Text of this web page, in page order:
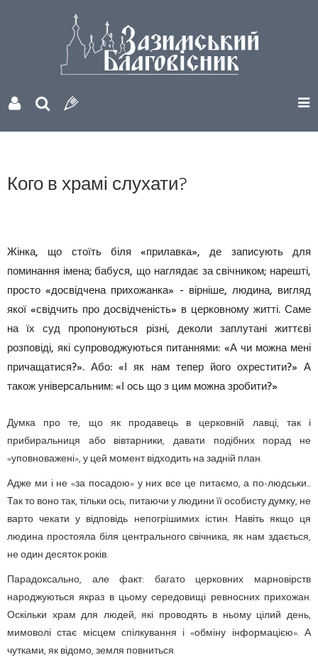
Кого в храмі слухати?
Жінка, що стоїть біля «прилавка», де записують для
поминання імена; бабуся, що наглядає за свічником; нарешті,
просто «досвідчена прихожанка» - вірніше, людина, вигляд
якої «свідчить про досвідченість» в церковному житті. Саме
на їх суд пропонуються різні, деколи заплутані життєві
розповіді, які супроводжуються питаннями: «А чи можна мені
причащатися?». Або: «І як нам тепер його охрестити?» А
також універсальним: «І ось що з цим можна зробити?»
Думка про те, що як продавець в церковній лавці, так і
прибиральниця або вівтарники, давати подібних порад не
«уповноважені», у цей момент відходить на задній план.
Адже ми і не «за посадою» у них все це питаємо, а по-людськи...
Так то воно так, тільки ось, питаючи у людини її особисту думку, не
варто чекати у відповідь непогрішимих істин. Навіть якщо ця
людина простояла біля центрального свічника, як нам здається,
не один десяток років.
Парадоксально, але факт: багато церковних марновірств
народжуються якраз в цьому середовищі ревносних прихожан.
Оскільки храм для людей, які проводять в ньому цілий день,
мимоволі стає місцем спілкування і «обміну інформацією». А
чутками, як відомо, земля повниться.